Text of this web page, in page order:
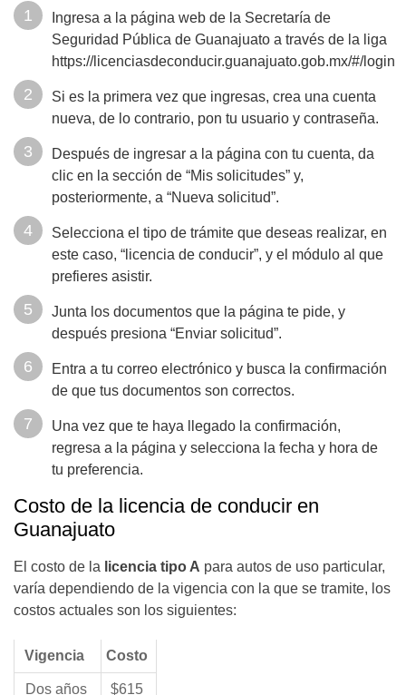
Ingresa a la página web de la Secretaría de
Seguridad Pública de Guanajuato a través de la liga
https://licenciasdeconducir.guanajuato.gob.mx/#/login
Si es la primera vez que ingresas, crea una cuenta
nueva, de lo contrario, pon tu usuario y contraseña.
Después de ingresar a la página con tu cuenta, da
clic en la sección de “Mis solicitudes” y,
posteriormente, a “Nueva solicitud”.
Selecciona el tipo de trámite que deseas realizar, en
este caso, “licencia de conducir”, y el módulo al que
prefieres asistir.
Junta los documentos que la página te pide, y
después presiona “Enviar solicitud”.
Entra a tu correo electrónico y busca la confirmación
de que tus documentos son correctos.
Una vez que te haya llegado la confirmación,
regresa a la página y selecciona la fecha y hora de
tu preferencia.
Costo de la licencia de conducir en
Guanajuato
El costo de la licencia tipo A para autos de uso particular,
varía dependiendo de la vigencia con la que se tramite, los
costos actuales son los siguientes:
Vigencia Costo
Dos años $615